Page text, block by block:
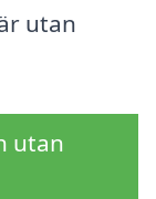
utan
utan